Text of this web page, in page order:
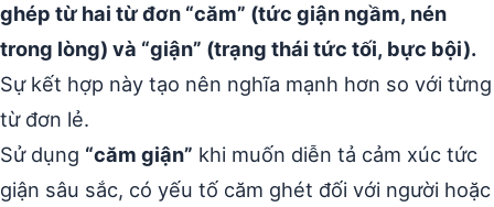
ghép từ hai từ đơn “căm” (tức giận ngầm, nén
trong lòng) và “giận” (trạng thái tức tối, bực bội).
Sự kết hợp này tạo nên nghĩa mạnh hơn so với từng
từ đơn lẻ.
Sử dụng “căm giận” khi muốn diễn tả cảm xúc tức
giận sâu sắc, có yếu tố căm ghét đối với người hoặc